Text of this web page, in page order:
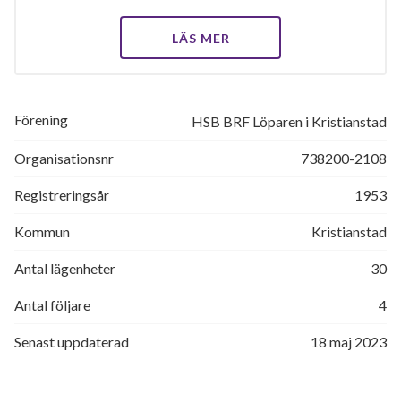
LÄS MER
Förening HSB BRF Löparen i Kristianstad
Organisationsnr 738200-2108
Registreringsår 1953
Kommun Kristianstad
Antal lägenheter 30
Antal följare 4
Senast uppdaterad 18 maj 2023